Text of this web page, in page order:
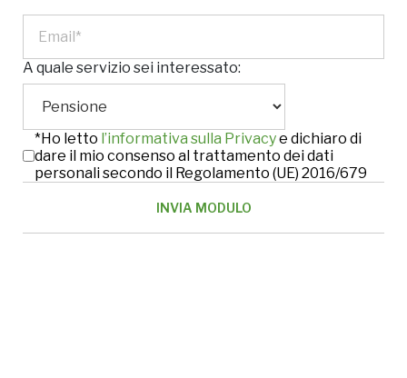
A quale servizio sei interessato:
*Ho letto l’informativa sulla Privacye dichiaro di
dare il mio consenso al trattamento dei dati
personali secondo il Regolamento (UE) 2016/679